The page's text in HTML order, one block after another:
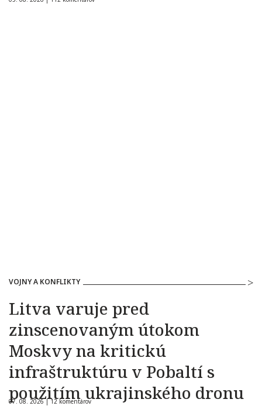
VOJNY A KONFLIKTY
Litva varuje pred
zinscenovaným útokom
Moskvy na kritickú
infraštruktúru v Pobaltí s
použitím ukrajinského dronu
07. 08. 2026 |12 komentárov